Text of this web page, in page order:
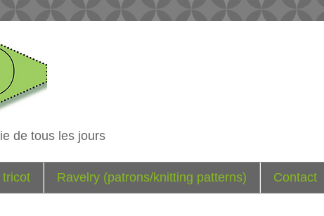
de tous les jours
tricot Ravelry (patrons/knitting patterns) Contact